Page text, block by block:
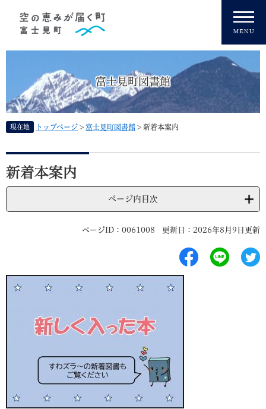
。
富士見町図書館
現在地 トップページ > 富士見町図書館 > 新着本案内
本
文
新着本案内
ページ内目次
ページID：0061008 更新日：2026年8月9日更新